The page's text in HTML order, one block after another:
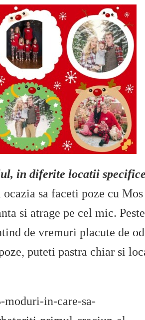
in diferite locatii
sa faceti poze cu
si atrage pe cel mic.
de vremuri placute de
puteti pastra chiar si